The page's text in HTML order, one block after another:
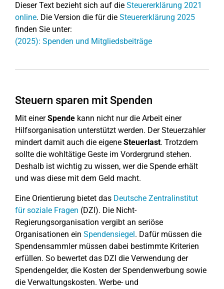
Dieser Text bezieht sich auf die Steuererklärung 2021
online. Die Version die für die Steuererklärung 2025
finden Sie unter:
(2025): Spenden und Mitgliedsbeiträge
Steuern sparen mit Spenden
Mit einerSpende kann nicht nur die Arbeit einer
Hilfsorganisation unterstützt werden. Der Steuerzahler
mindert damit auch die eigene Steuerlast. Trotzdem
sollte die wohltätige Geste im Vordergrund stehen.
Deshalb ist wichtig zu wissen, wer die Spende erhält
und was diese mit dem Geld macht.
Eine Orientierung bietet das Deutsche Zentralinstitut
für soziale Fragen (DZI). Die Nicht-
Regierungsorganisation vergibt an seriöse
Organisationen ein Spendensiegel. Dafür müssen die
Spendensammler müssen dabei bestimmte Kriterien
erfüllen. So bewertet das DZI die Verwendung der
Spendengelder, die Kosten der Spendenwerbung sowie
die Verwaltungskosten. Werbe- und